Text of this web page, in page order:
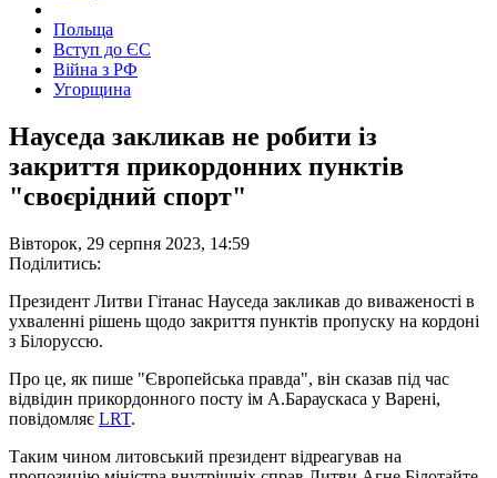
Польща
Вступ до ЄС
Війна з РФ
Угорщина
Науседа закликав не робити із
закриття прикордонних пунктів
"своєрідний спорт"
Вівторок, 29 серпня 2023, 14:59
Поділитись:
Президент Литви Гітанас Науседа закликав до виваженості в
ухваленні рішень щодо закриття пунктів пропуску на кордоні
з Білоруссю.
Про це, як пише "Європейська правда", він сказав під час
відвідин прикордонного посту ім А.Бараускаса у Варені,
повідомляє LRT.
Таким чином литовський президент відреагував на